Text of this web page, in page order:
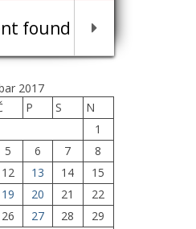
found
2017
P S
N
1
5 6 7
8
12 13 14
15
19 20 21
22
26 27 28
29